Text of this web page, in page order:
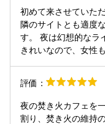
初めて来させていた
隣のサイトとも適度
す。 夜は幻想的なラ
きれいなので、女性
評価：
夜の焚き火カフェを一人で利
割り、焚き火の維持